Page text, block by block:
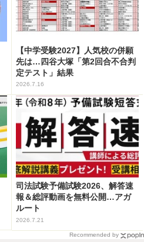
【中学受験2027】人気校の併願
先は…四谷大塚「第2回合不合判
定テスト」結果
2026.7.16
司法試験予備試験2026、解答速
報＆総評動画を無料公開…アガ
ルート
2026.7.21
Recommended by